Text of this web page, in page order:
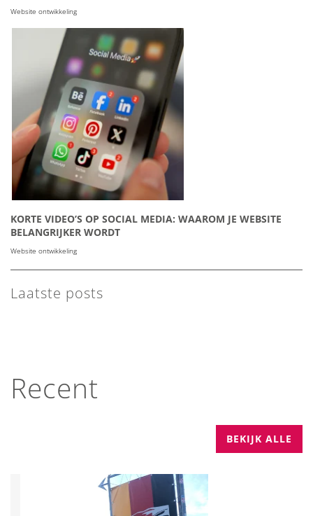
Website ontwikkeling
KORTE VIDEO’S OP SOCIAL MEDIA: WAAROM JE WEBSITE
BELANGRIJKER WORDT
Website ontwikkeling
Laatste posts
Recent
BEKIJK ALLE